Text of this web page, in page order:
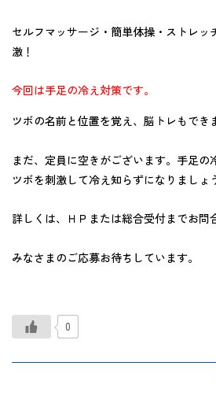
セルフマッサージ・簡単体操・ストレッ
激！
今回は手足の冷え対策です。
ツボの名前と位置を覚え、脳トレもで
まだ、定員に空きがございます。手足の
ツボを刺激して冷え知らずになりましょ
詳しくは、ＨＰまたは総合受付までお問
みなさまのご応募お待ちしています。
0